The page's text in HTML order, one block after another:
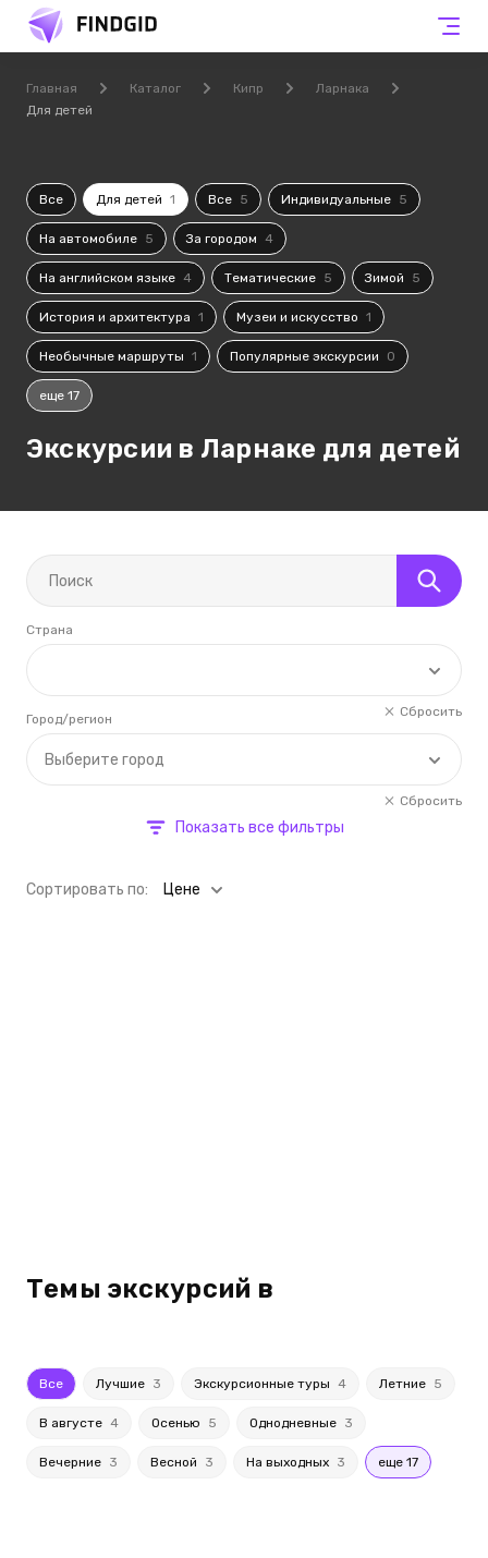
Главная Каталог Кипр
Ларнака
Для детей
Все Для детей 1 Все 5 Индивидуальные 5
На автомобиле 5 За городом 4
На английском языке 4 Тематические 5 Зимой 5
История и архитектура 1 Музеи и искусство 1
Необычные маршруты 1 Популярные экскурсии 0
еще 17
Экскурсии в Ларнаке для детей
Страна
Сбросить
Выберите город
Город/регион
Сбросить
Показать все фильтры
Cортировать по: Цене
Темы экскурсий в
Все Лучшие 3 Экскурсионные туры 4 Летние 5
В августе 4 Осенью 5 Однодневные 3
Вечерние 3 Весной 3 На выходных 3 еще 17